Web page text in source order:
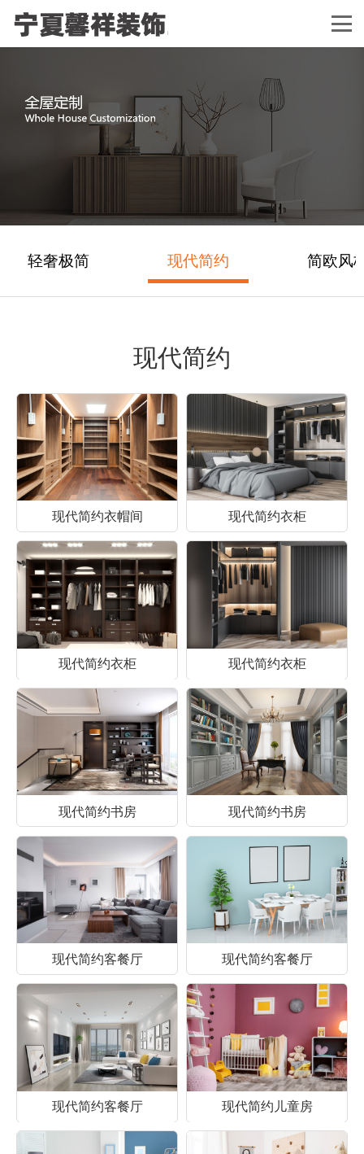
轻奢极简 现代简约 简欧风
现代简约
现代简约衣帽间 现代简约衣柜
现代简约衣柜 现代简约衣柜
现代简约书房 现代简约书房
现代简约客餐厅 现代简约客餐厅
现代简约客餐厅 现代简约儿童房